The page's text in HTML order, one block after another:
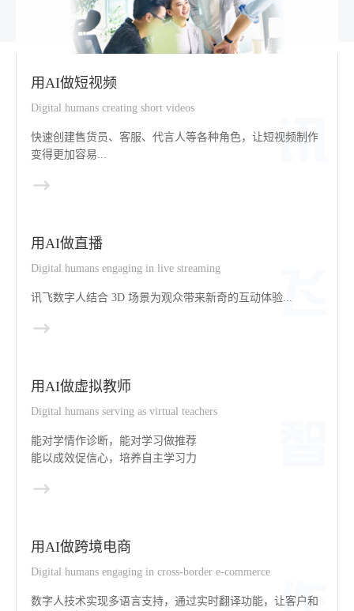
用AI做短视频
Digital humans creating short videos
快速创建售货员、客服、代言人等各种角色，让短视频制作
变得更加容易...
用AI做直播
Digital humans engaging in live streaming
讯飞数字人结合 3D 场景为观众带来新奇的互动体验...
用AI做虚拟教师
Digital humans serving as virtual teachers
能对学情作诊断，能对学习做推荐
能以成效促信心，培养自主学习力
用AI做跨境电商
Digital humans engaging in cross-border e-commerce
数字人技术实现多语言支持，通过实时翻译功能，让客户和